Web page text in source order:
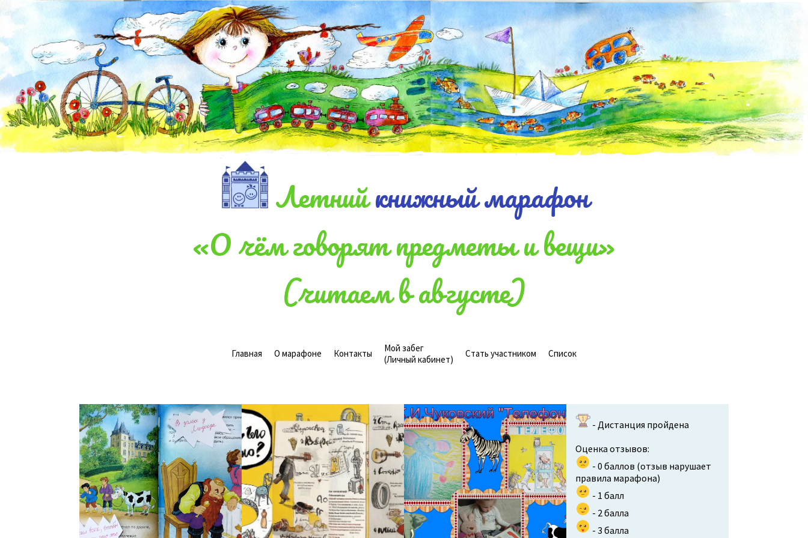
Летнийкнижный марафон
«О чём говорят предметы и вещи»
(читаем в августе)
Главная О марафоне Контакты
Мой забег
(Личный кабинет)
Стать участником Cписок
- Дистанция пройдена
Оценка отзывов:
- 0 баллов (отзыв нарушает
правила марафона)
- 1 балл
- 2 балла
- 3 балла